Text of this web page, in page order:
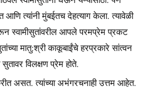
त्यांनी मुंबईतच देहत्याग केला. त्यावेळी
स्वामीसुतांवरील आपले परमप्रेम प्रकट
मातु:श्री काकूबाईंचे हरप्रकारे सांत्वन
विलक्षण प्रेम होते.
असत. त्यांच्या अभंगरचनाही उत्तम आहेत.